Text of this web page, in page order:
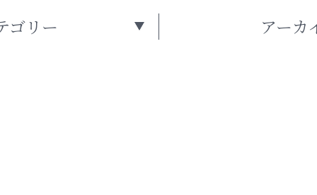
ゴリー アーカ